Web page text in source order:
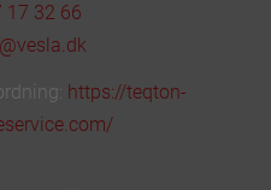
17 32 66
https://teqton-